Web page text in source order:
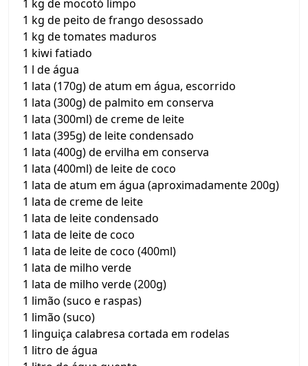
1 kg de mocotó limpo
1 kg de peito de frango desossado
1 kg de tomates maduros
1 kiwi fatiado
1 l de água
1 lata (170g) de atum em água, escorrido
1 lata (300g) de palmito em conserva
1 lata (300ml) de creme de leite
1 lata (395g) de leite condensado
1 lata (400g) de ervilha em conserva
1 lata (400ml) de leite de coco
1 lata de atum em água (aproximadamente 200g)
1 lata de creme de leite
1 lata de leite condensado
1 lata de leite de coco
1 lata de leite de coco (400ml)
1 lata de milho verde
1 lata de milho verde (200g)
1 limão (suco e raspas)
1 limão (suco)
1 linguiça calabresa cortada em rodelas
1 litro de água